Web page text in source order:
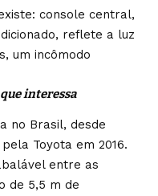
console central,
reflete a luz
um incômodo
interessa
no Brasil, desde
Toyota em 2016.
entre as
de 5,5 m de